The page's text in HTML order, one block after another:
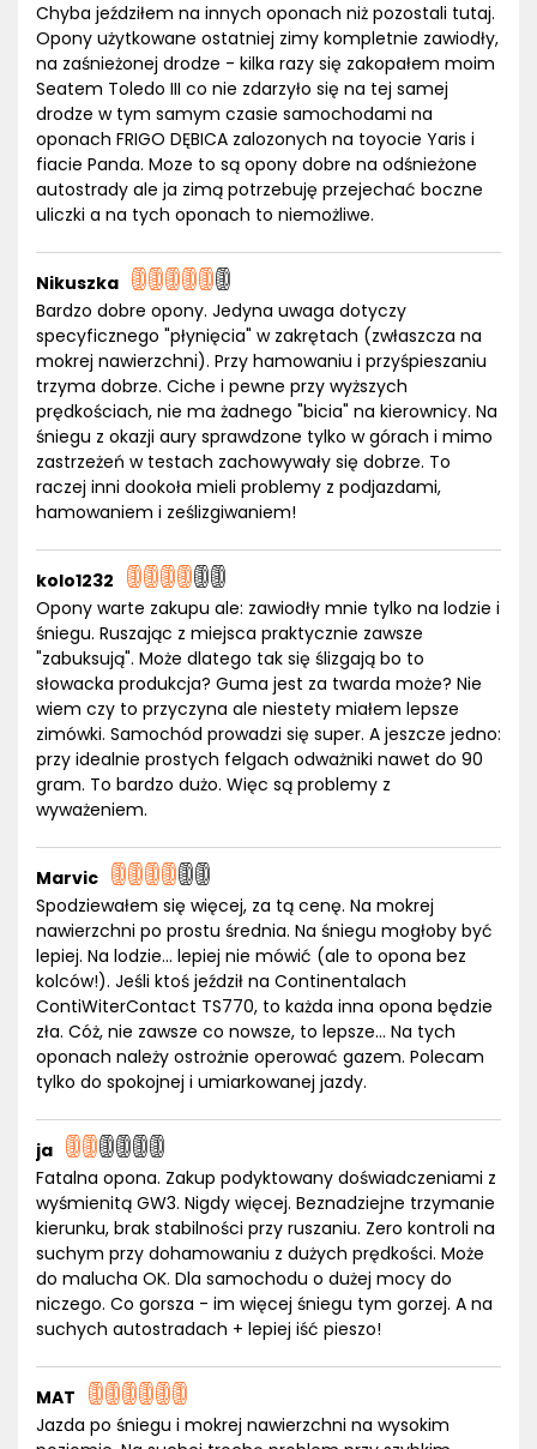
Chyba jeździłem na innych oponach niż pozostali tutaj.
Opony użytkowane ostatniej zimy kompletnie zawiodły,
na zaśnieżonej drodze - kilka razy się zakopałem moim
Seatem Toledo III co nie zdarzyło się na tej samej
drodze w tym samym czasie samochodami na
oponach FRIGO DĘBICA zalozonych na toyocie Yaris i
fiacie Panda. Moze to są opony dobre na odśnieżone
autostrady ale ja zimą potrzebuję przejechać boczne
uliczki a na tych oponach to niemożliwe.
Nikuszka
Bardzo dobre opony. Jedyna uwaga dotyczy
specyficznego "płynięcia" w zakrętach (zwłaszcza na
mokrej nawierzchni). Przy hamowaniu i przyśpieszaniu
trzyma dobrze. Ciche i pewne przy wyższych
prędkościach, nie ma żadnego "bicia" na kierownicy. Na
śniegu z okazji aury sprawdzone tylko w górach i mimo
zastrzeżeń w testach zachowywały się dobrze. To
raczej inni dookoła mieli problemy z podjazdami,
hamowaniem i ześlizgiwaniem!
kolo1232
Opony warte zakupu ale: zawiodły mnie tylko na lodzie i
śniegu. Ruszając z miejsca praktycznie zawsze
"zabuksują". Może dlatego tak się ślizgają bo to
słowacka produkcja? Guma jest za twarda może? Nie
wiem czy to przyczyna ale niestety miałem lepsze
zimówki. Samochód prowadzi się super. A jeszcze jedno:
przy idealnie prostych felgach odważniki nawet do 90
gram. To bardzo dużo. Więc są problemy z
wyważeniem.
Marvic
Spodziewałem się więcej, za tą cenę. Na mokrej
nawierzchni po prostu średnia. Na śniegu mogłoby być
lepiej. Na lodzie... lepiej nie mówić (ale to opona bez
kolców!). Jeśli ktoś jeździł na Continentalach
ContiWiterContact TS770, to każda inna opona będzie
zła. Cóż, nie zawsze co nowsze, to lepsze... Na tych
oponach należy ostrożnie operować gazem. Polecam
tylko do spokojnej i umiarkowanej jazdy.
ja
Fatalna opona. Zakup podyktowany doświadczeniami z
wyśmienitą GW3. Nigdy więcej. Beznadziejne trzymanie
kierunku, brak stabilności przy ruszaniu. Zero kontroli na
suchym przy dohamowaniu z dużych prędkości. Może
do malucha OK. Dla samochodu o dużej mocy do
niczego. Co gorsza - im więcej śniegu tym gorzej. A na
suchych autostradach + lepiej iść pieszo!
MAT
Jazda po śniegu i mokrej nawierzchni na wysokim